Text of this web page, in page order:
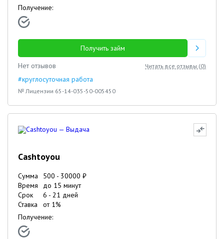
Получение:
Получить займ
Нет отзывов
Читать все отзывы (0)
#круглосуточная работа
№ Лицензии 65-14-035-50-005450
Cashtoyou
Сумма 500 - 30000 ₽
Время
до 15 минут
Срок
6 - 21 дней
Ставка
от 1%
Получение: